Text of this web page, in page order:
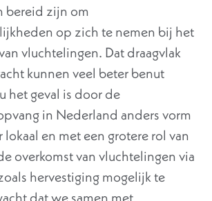
bereid zijn om
op zich te nemen bij het
vluchtelingen. Dat draagvlak
kunnen veel beter benut
het geval is door de
in Nederland anders vorm
lokaal en met een grotere rol van
overkomst van vluchtelingen via
hervestiging mogelijk te